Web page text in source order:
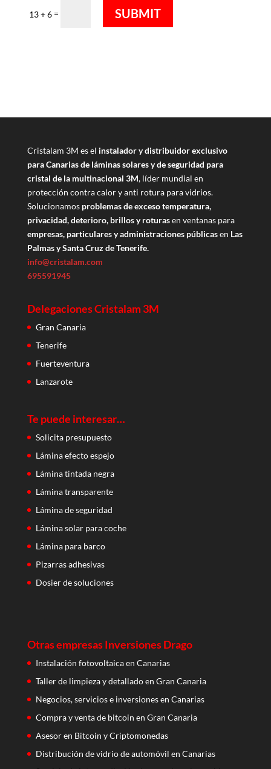
13 + 6= SUBMIT
Cristalam 3M es el instalador y distribuidor exclusivo
para Canarias de láminas solares y de seguridad para
cristal de la multinacional 3M, líder mundial en
protección contra calor y anti rotura para vidrios.
Solucionamos problemas de exceso temperatura,
privacidad, deterioro, brillos y roturasen ventanas para
empresas, particulares y administraciones públicasen Las
Palmas y Santa Cruz de Tenerife.
info@cristalam.com
695591945
Delegaciones Cristalam 3M
Gran Canaria
Tenerife
Fuerteventura
Lanzarote
Te puede interesar…
Solicita presupuesto
Lámina efecto espejo
Lámina tintada negra
Lámina transparente
Lámina de seguridad
Lámina solar para coche
Lámina para barco
Pizarras adhesivas
Dosier de soluciones
Otras empresas Inversiones Drago
Instalación fotovoltaica en Canarias
Taller de limpieza y detallado en Gran Canaria
Negocios, servicios e inversiones en Canarias
Compra y venta de bitcoin en Gran Canaria
Asesor en Bitcoin y Criptomonedas
Distribución de vidrio de automóvil en Canarias